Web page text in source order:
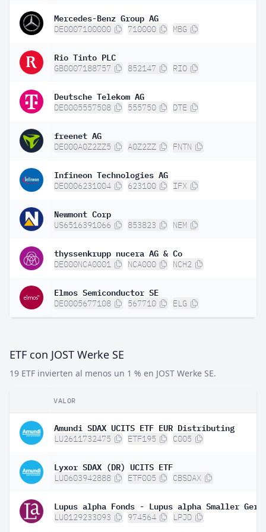
Mercedes-Benz Group AG
DE0007100000 710000 MBG
Rio Tinto PLC
GB0007188757 852147 RIO
Deutsche Telekom AG
DE0005557508 555750 DTE
freenet AG
DE000A0Z2ZZ5 A0Z2ZZ FNTN
Infineon Technologies AG
DE0006231004 623100 IFX
Newmont Corp
US6516391066 853823 NEM
thyssenkrupp nucera AG & Co
DE000NCA0001 NCA000 NCH2
Elmos Semiconductor SE
DE0005677108 567710 ELG
ETF con JOST Werke SE
19 ETF invierten al menos un 1 % en JOST Werke SE.
VALOR
Amundi SDAX UCITS ETF EUR Distributing
LU2611732475 ETF195 C005
Lyxor SDAX (DR) UCITS ETF
LU0603942888 ETF005 CBSDAX
LU0129233093 974564 LPJD